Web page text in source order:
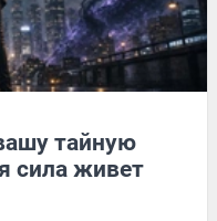
тайную
сила живет